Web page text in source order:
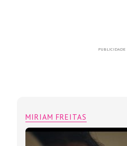
PUBLICIDADE
MIRIAM FREITAS